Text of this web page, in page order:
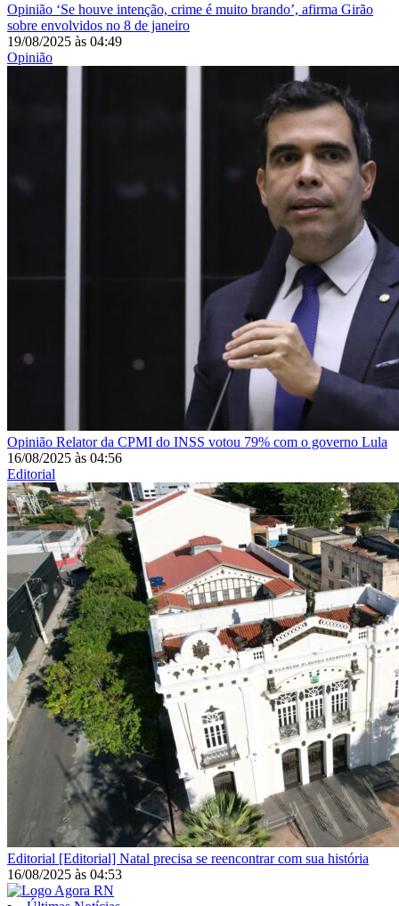
Opinião ‘Se houve intenção, crime é muito brando’, afirma Girão
sobre envolvidos no 8 de janeiro
19/08/2025 às 04:49
Opinião
Opinião Relator da CPMI do INSS votou 79% com o governo Lula
16/08/2025 às 04:56
Editorial
Editorial [Editorial] Natal precisa se reencontrar com sua história
16/08/2025 às 04:53